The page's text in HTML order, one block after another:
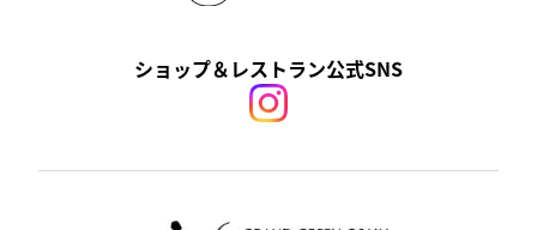
ショップ＆レストラン公式SNS